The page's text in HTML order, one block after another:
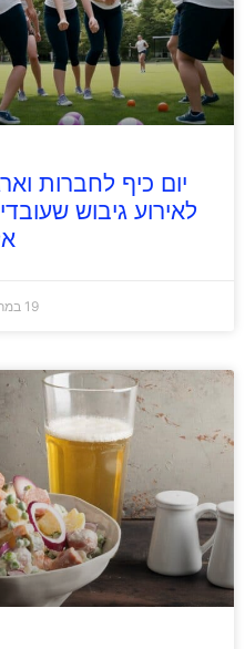
יום כיף לחברות
לאירוע גיבוש
19 במרץ 2026